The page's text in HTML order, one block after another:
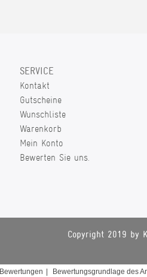
SERVICE
Kontakt
Gutscheine
Wunschliste
Warenkorb
Mein Konto
Bewerten Sie uns.
Copyright 2019 by
Bewertungen Bewertungsgrundlage des